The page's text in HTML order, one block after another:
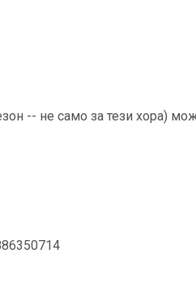
-- не само за тези хора)